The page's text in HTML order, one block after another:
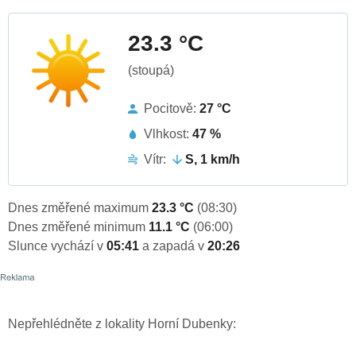
23.3 °C
(stoupá)
Pocitově: 27 °C
Vlhkost: 47 %
Vítr:
S, 1 km/h
Dnes změřené maximum 23.3 °C (08:30)
Dnes změřené minimum 11.1 °C (06:00)
Slunce vychází v 05:41 a zapadá v 20:26
Nepřehlédněte z lokality Horní Dubenky: